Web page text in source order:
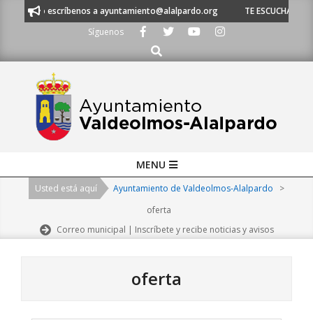
53 o escríbenos a ayuntamiento@alalpardo.org
TE ESCUCHAMOS -
Síguenos
Buscar
Navigation
MENU
Usted está aquí Ayuntamiento de Valdeolmos-Alalpardo
>
oferta
Correo municipal | Inscríbete y recibe noticias y avisos
oferta